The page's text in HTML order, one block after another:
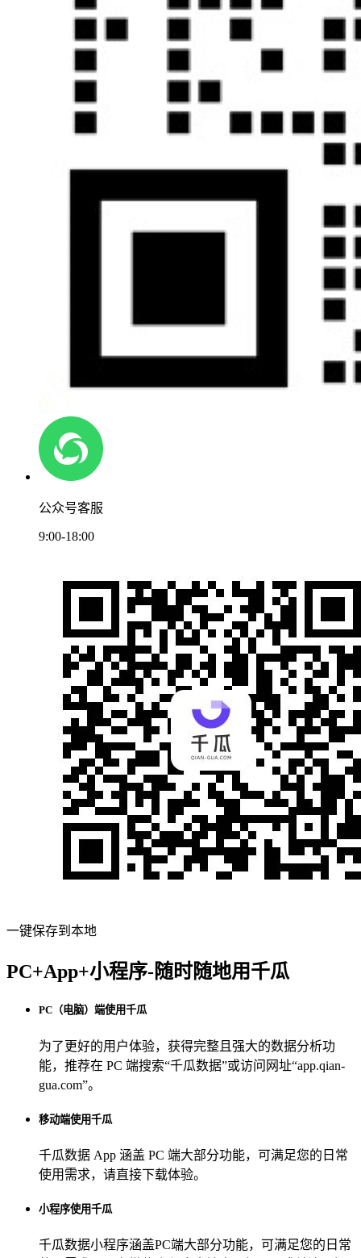
公众号客服
9:00-18:00
一键保存到本地
PC+App+小程序-随时随地用千瓜
PC（电脑）端使用千瓜
为了更好的用户体验，获得完整且强大的数据分析功
能，推荐在 PC 端搜索“千瓜数据”或访问网址“app.qian-
gua.com”。
移动端使用千瓜
千瓜数据 App 涵盖 PC 端大部分功能，可满足您的日常
使用需求，请直接下载体验。
小程序使用千瓜
千瓜数据小程序涵盖PC端大部分功能，可满足您的日常